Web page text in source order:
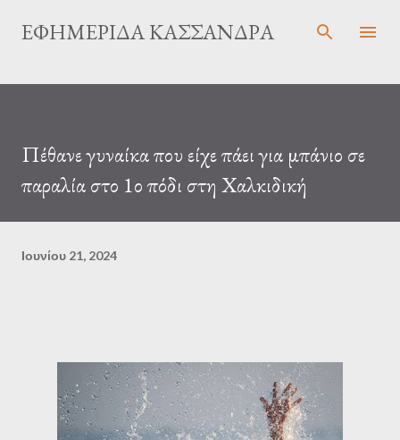
Μετάβαση στο κύριο περιεχόμενο
ΕΦΗΜΕΡΊΔΑ ΚΑΣΣΆΝΔΡΑ
Πέθανε γυναίκα που είχε πάει για μπάνιο σε
παραλία στο 1ο πόδι στη Χαλκιδική
Ιουνίου 21, 2024